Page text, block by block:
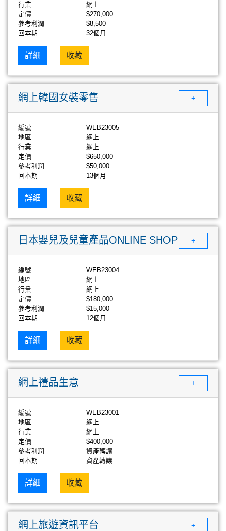
行業
網上
定價
$270,000
參考利潤
$8,500
回本期
32個月
詳細 收藏
網上韓國女裝零售 +
編號
WEB23005
地區
網上
行業
網上
定價
$650,000
參考利潤
$50,000
回本期
13個月
詳細 收藏
日本嬰兒及兒童產品ONLINE SHOP +
編號
WEB23004
地區
網上
行業
網上
定價
$180,000
參考利潤
$15,000
回本期
12個月
詳細 收藏
網上禮品生意 +
編號
WEB23001
地區
網上
行業
網上
定價
$400,000
參考利潤
資產轉讓
回本期
資產轉讓
詳細 收藏
網上旅遊資訊平台 +